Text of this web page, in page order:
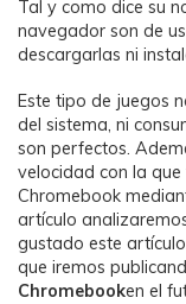
Tal y como dice su
navegador son de
descargarlas ni
Este tipo de juegos
del sistema, ni
son perfectos.
velocidad con la
Chromebook
artículo
gustado este
que iremos
Chromebooken el